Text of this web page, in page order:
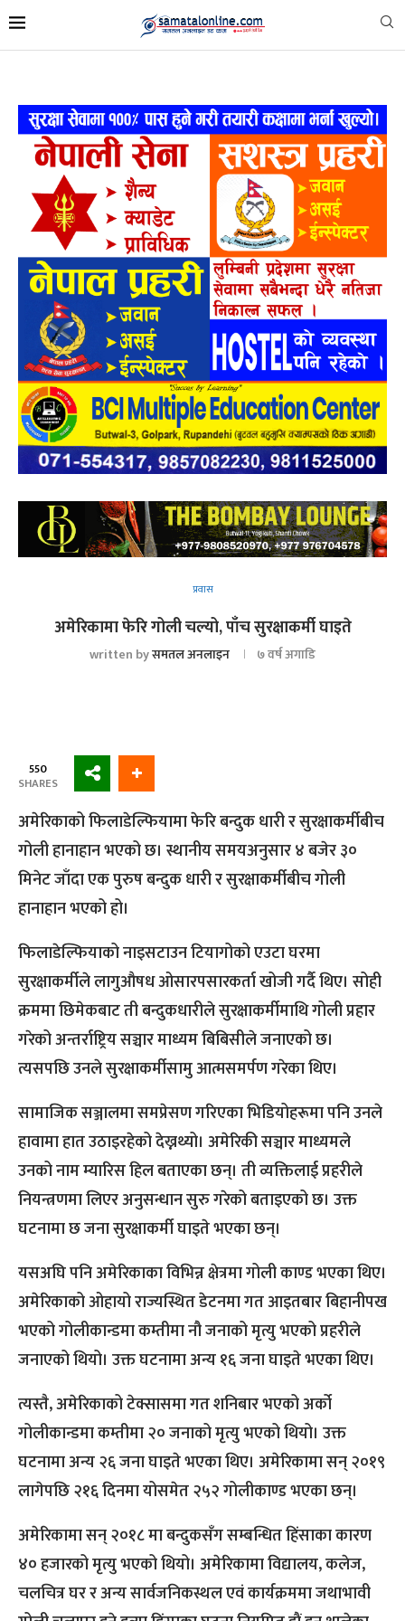
प्रवास
अमेरिकामा फेरि गोली चल्यो, पाँच सुरक्षाकर्मी घाइते
written byसमतल अनलाइन ७ वर्ष अगाडि
550
SHARES
अमेरिकाको फिलाडेल्फियामा फेरि बन्दुक धारी र सुरक्षाकर्मीबीच
गोली हानाहान भएको छ। स्थानीय समयअनुसार ४ बजेर ३०
मिनेट जाँदा एक पुरुष बन्दुक धारी र सुरक्षाकर्मीबीच गोली
हानाहान भएको हो।
फिलाडेल्फियाको नाइसटाउन टियागोको एउटा घरमा
सुरक्षाकर्मीले लागुऔषध ओसारपसारकर्ता खोजी गर्दै थिए। सोही
क्रममा छिमेकबाट ती बन्दुकधारीले सुरक्षाकर्मीमाथि गोली प्रहार
गरेको अन्तर्राष्ट्रिय सञ्चार माध्यम बिबिसीले जनाएको छ।
त्यसपछि उनले सुरक्षाकर्मीसामु आत्मसमर्पण गरेका थिए।
सामाजिक सञ्जालमा समप्रेसण गरिएका भिडियोहरूमा पनि उनले
हावामा हात उठाइरहेको देख्नथ्यो। अमेरिकी सञ्चार माध्यमले
उनको नाम म्यारिस हिल बताएका छन्। ती व्यक्तिलाई प्रहरीले
नियन्त्रणमा लिएर अनुसन्धान सुरु गरेको बताइएको छ। उक्त
घटनामा छ जना सुरक्षाकर्मी घाइते भएका छन्।
यसअघि पनि अमेरिकाका विभिन्न क्षेत्रमा गोली काण्ड भएका थिए।
अमेरिकाको ओहायो राज्यस्थित डेटनमा गत आइतबार बिहानीपख
भएको गोलीकान्डमा कम्तीमा नौ जनाको मृत्यु भएको प्रहरीले
जनाएको थियो। उक्त घटनामा अन्य १६ जना घाइते भएका थिए।
त्यस्तै, अमेरिकाको टेक्सासमा गत शनिबार भएको अर्को
गोलीकान्डमा कम्तीमा २० जनाको मृत्यु भएको थियो। उक्त
घटनामा अन्य २६ जना घाइते भएका थिए। अमेरिकामा सन् २०१९
लागेपछि २१६ दिनमा योसमेत २५२ गोलीकाण्ड भएका छन्।
अमेरिकामा सन् २०१८ मा बन्दुकसँग सम्बन्धित हिंसाका कारण
४० हजारको मृत्यु भएको थियो। अमेरिकामा विद्यालय, कलेज,
चलचित्र घर र अन्य सार्वजनिकस्थल एवं कार्यक्रममा जथाभावी